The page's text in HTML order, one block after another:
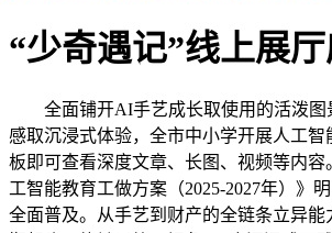
“少奇遇记”线上展
全面铺开AI手艺成长取使用的活泼图
感取沉浸式体验，全市中小学开展人工智
板即可查看深度文章、长图、视频等内容
工智能教育工做方案（2025-2027年）》
全面普及。从手艺到财产的全链条立异能